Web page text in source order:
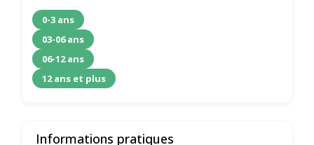
0-3 ans
03-06 ans
06-12 ans
12 ans et plus
Informations pratiques